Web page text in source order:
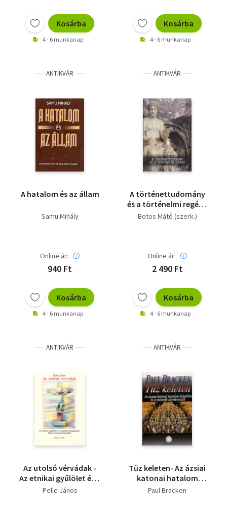
Kosárba
4 - 6 munkanap
Kosárba
4 - 6 munkanap
ANTIKVÁR
A hatalom és az állam
Samu Mihály
Online ár:
940 Ft
Kosárba
4 - 6 munkanap
ANTIKVÁR
A történettudomány
és a történelmi regény
- Konferencia
Botos Máté (szerk.)
Online ár:
2 490 Ft
Kosárba
4 - 6 munkanap
ANTIKVÁR
Az utolsó vérvádak -
Az etnikai gyűlölet és a
politikai manipuláció
Pelle János
ANTIKVÁR
Tűz keleten- Az ázsiai
katonai hatalom
kiépülése és a második
Paul Bracken